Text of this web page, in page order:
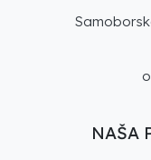
NAŠA